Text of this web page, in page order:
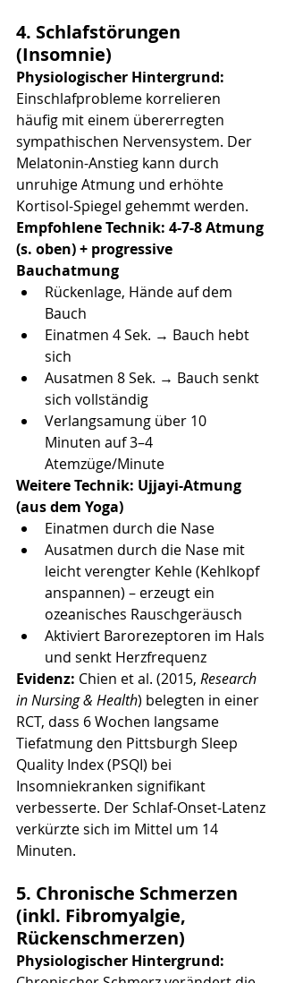
4. Schlafstörungen
(Insomnie)
Physiologischer Hintergrund:
Einschlafprobleme korrelieren
häufig mit einem übererregten
sympathischen Nervensystem. Der
Melatonin-Anstieg kann durch
unruhige Atmung und erhöhte
Kortisol-Spiegel gehemmt werden.
Empfohlene Technik: 4-7-8 Atmung
(s. oben) + progressive
Bauchatmung
Rückenlage, Hände auf dem
Bauch
Einatmen 4 Sek. → Bauch hebt
sich
Ausatmen 8 Sek. → Bauch senkt
sich vollständig
Verlangsamung über 10
Minuten auf 3–4
Atemzüge/Minute
Weitere Technik: Ujjayi-Atmung
(aus dem Yoga)
Einatmen durch die Nase
Ausatmen durch die Nase mit
leicht verengter Kehle (Kehlkopf
anspannen) – erzeugt ein
ozeanisches Rauschgeräusch
Aktiviert Barorezeptoren im Hals
und senkt Herzfrequenz
Evidenz: Chien et al. (2015, Research
in Nursing & Health) belegten in einer
RCT, dass 6 Wochen langsame
Tiefatmung den Pittsburgh Sleep
Quality Index (PSQI) bei
Insomniekranken signifikant
verbesserte. Der Schlaf-Onset-Latenz
verkürzte sich im Mittel um 14
Minuten.
5. Chronische Schmerzen
(inkl. Fibromyalgie,
Rückenschmerzen)
Physiologischer Hintergrund: